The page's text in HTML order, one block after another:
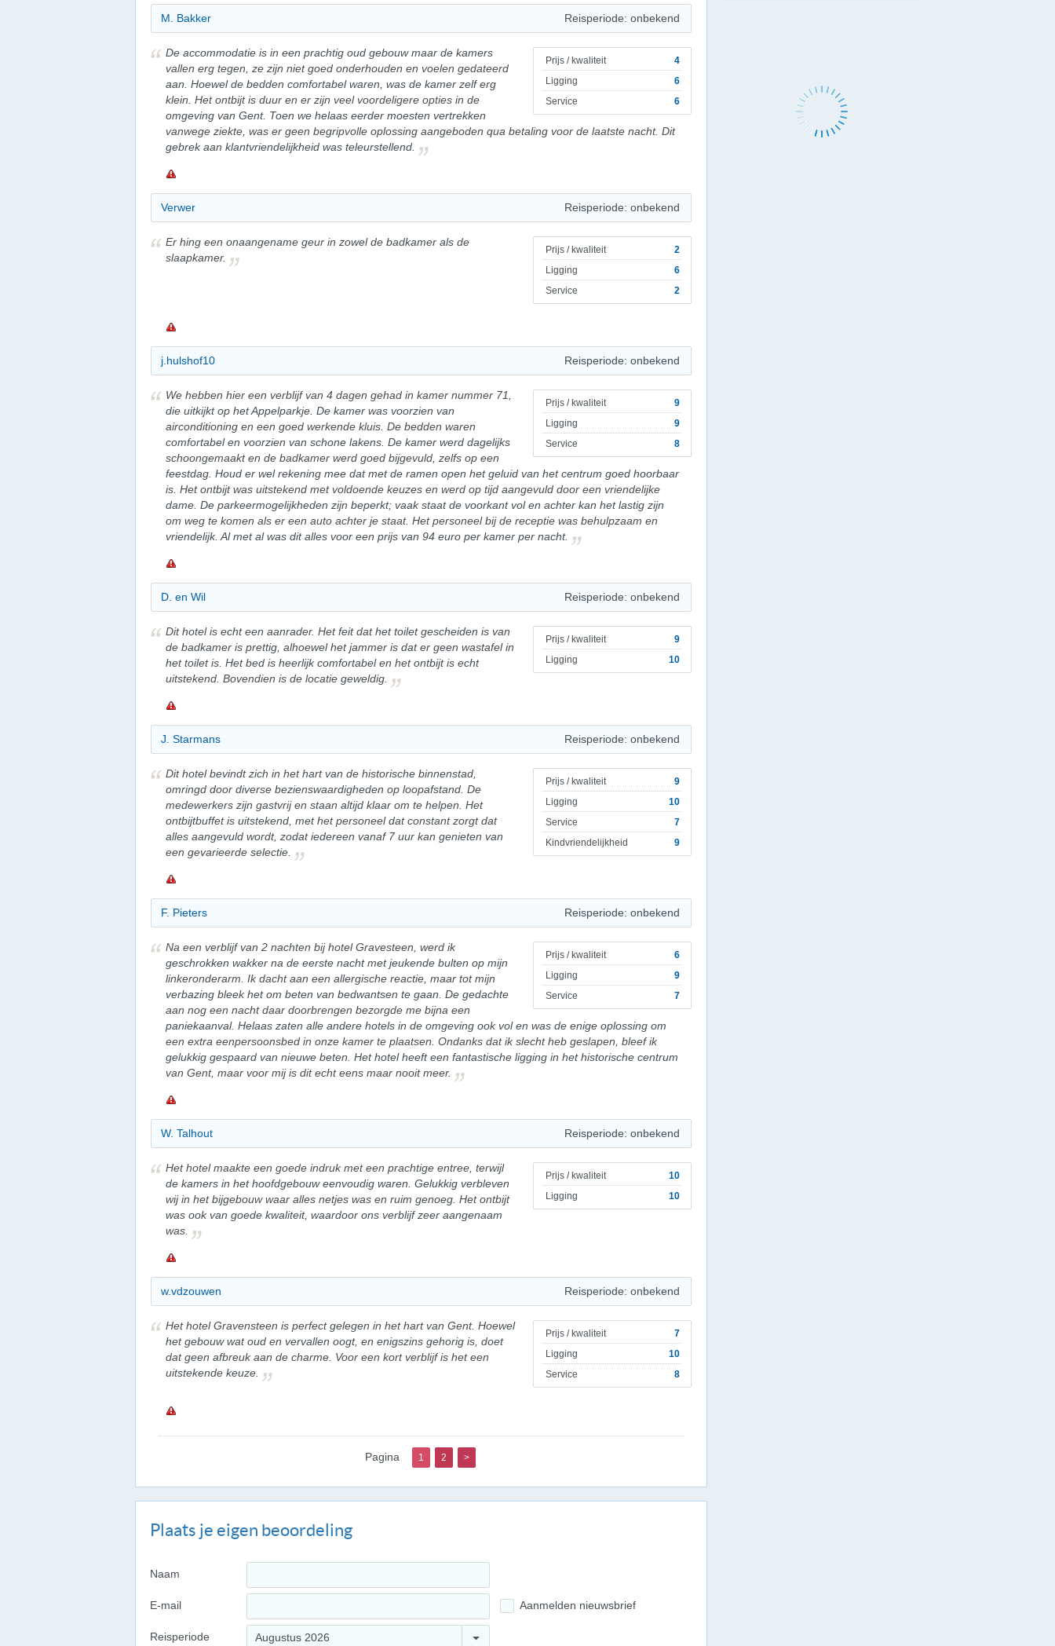
M. Bakker Reisperiode: onbekend
Prijs / kwaliteit
4
Ligging
6
Service
6
De accommodatie is in een prachtig oud gebouw maar de kamers
vallen erg tegen, ze zijn niet goed onderhouden en voelen gedateerd
aan. Hoewel de bedden comfortabel waren, was de kamer zelf erg
klein. Het ontbijt is duur en er zijn veel voordeligere opties in de
omgeving van Gent. Toen we helaas eerder moesten vertrekken
vanwege ziekte, was er geen begripvolle oplossing aangeboden qua betaling voor de laatste nacht. Dit
gebrek aan klantvriendelijkheid was teleurstellend.
Verwer Reisperiode: onbekend
Prijs / kwaliteit
2
Ligging
6
Service
2
Er hing een onaangename geur in zowel de badkamer als de
slaapkamer.
j.hulshof10 Reisperiode: onbekend
Prijs / kwaliteit
9
Ligging
9
Service
8
We hebben hier een verblijf van 4 dagen gehad in kamer nummer 71,
die uitkijkt op het Appelparkje. De kamer was voorzien van
airconditioning en een goed werkende kluis. De bedden waren
comfortabel en voorzien van schone lakens. De kamer werd dagelijks
schoongemaakt en de badkamer werd goed bijgevuld, zelfs op een
feestdag. Houd er wel rekening mee dat met de ramen open het geluid van het centrum goed hoorbaar
is. Het ontbijt was uitstekend met voldoende keuzes en werd op tijd aangevuld door een vriendelijke
dame. De parkeermogelijkheden zijn beperkt; vaak staat de voorkant vol en achter kan het lastig zijn
om weg te komen als er een auto achter je staat. Het personeel bij de receptie was behulpzaam en
vriendelijk. Al met al was dit alles voor een prijs van 94 euro per kamer per nacht.
D. en Wil Reisperiode: onbekend
Prijs / kwaliteit
9
Ligging
10
Dit hotel is echt een aanrader. Het feit dat het toilet gescheiden is van
de badkamer is prettig, alhoewel het jammer is dat er geen wastafel in
het toilet is. Het bed is heerlijk comfortabel en het ontbijt is echt
uitstekend. Bovendien is de locatie geweldig.
J. Starmans Reisperiode: onbekend
Prijs / kwaliteit
9
Ligging
10
Service
7
Kindvriendelijkheid
9
Dit hotel bevindt zich in het hart van de historische binnenstad,
omringd door diverse bezienswaardigheden op loopafstand. De
medewerkers zijn gastvrij en staan altijd klaar om te helpen. Het
ontbijtbuffet is uitstekend, met het personeel dat constant zorgt dat
alles aangevuld wordt, zodat iedereen vanaf 7 uur kan genieten van
een gevarieerde selectie.
F. Pieters Reisperiode: onbekend
Prijs / kwaliteit
6
Ligging
9
Service
7
Na een verblijf van 2 nachten bij hotel Gravesteen, werd ik
geschrokken wakker na de eerste nacht met jeukende bulten op mijn
linkeronderarm. Ik dacht aan een allergische reactie, maar tot mijn
verbazing bleek het om beten van bedwantsen te gaan. De gedachte
aan nog een nacht daar doorbrengen bezorgde me bijna een
paniekaanval. Helaas zaten alle andere hotels in de omgeving ook vol en was de enige oplossing om
een extra eenpersoonsbed in onze kamer te plaatsen. Ondanks dat ik slecht heb geslapen, bleef ik
gelukkig gespaard van nieuwe beten. Het hotel heeft een fantastische ligging in het historische centrum
van Gent, maar voor mij is dit echt eens maar nooit meer.
W. Talhout Reisperiode: onbekend
Prijs / kwaliteit
10
Ligging
10
Het hotel maakte een goede indruk met een prachtige entree, terwijl
de kamers in het hoofdgebouw eenvoudig waren. Gelukkig verbleven
wij in het bijgebouw waar alles netjes was en ruim genoeg. Het ontbijt
was ook van goede kwaliteit, waardoor ons verblijf zeer aangenaam
was.
w.vdzouwen Reisperiode: onbekend
Prijs / kwaliteit
7
Ligging
10
Service
8
Het hotel Gravensteen is perfect gelegen in het hart van Gent. Hoewel
het gebouw wat oud en vervallen oogt, en enigszins gehorig is, doet
dat geen afbreuk aan de charme. Voor een kort verblijf is het een
uitstekende keuze.
Pagina 1 2 >
Plaats je eigen beoordeling
Naam
E-mail Aanmelden nieuwsbrief
Reisperiode Augustus 2026